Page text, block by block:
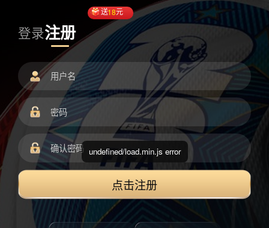
登录注册
送18元
点击注册
undefined/load.min.js error